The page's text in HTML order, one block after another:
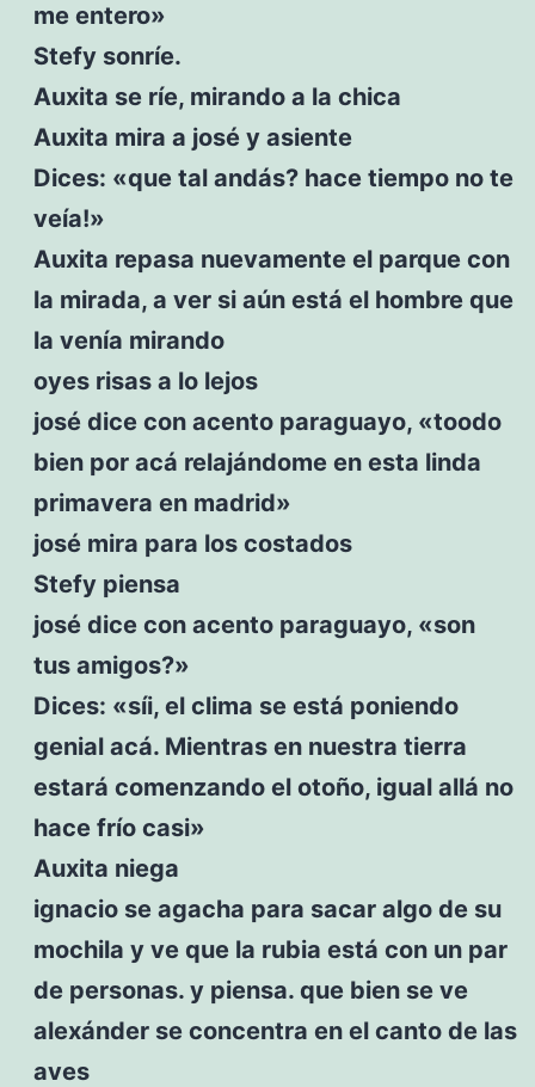
me entero»
Stefy sonríe.
Auxita se ríe, mirando a la chica
Auxita mira a josé y asiente
Dices: «que tal andás? hace tiempo no te
veía!»
Auxita repasa nuevamente el parque con
la mirada, a ver si aún está el hombre que
la venía mirando
oyes risas a lo lejos
josé dice con acento paraguayo, «toodo
bien por acá relajándome en esta linda
primavera en madrid»
josé mira para los costados
Stefy piensa
josé dice con acento paraguayo, «son
tus amigos?»
Dices: «síi, el clima se está poniendo
genial acá. Mientras en nuestra tierra
estará comenzando el otoño, igual allá no
hace frío casi»
Auxita niega
ignacio se agacha para sacar algo de su
mochila y ve que la rubia está con un par
de personas. y piensa. que bien se ve
alexánder se concentra en el canto de las
aves